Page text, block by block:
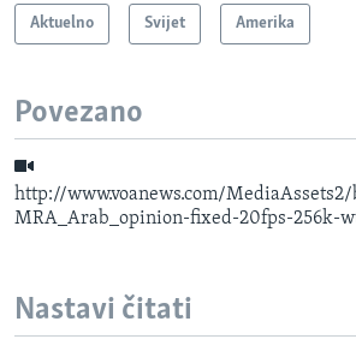
Aktuelno Svijet Amerika
Povezano
http://www.voanews.com/
MRA_Arab_opinion-fixed-20fps-256k-
Nastavi čitati